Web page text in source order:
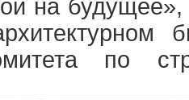
на
по